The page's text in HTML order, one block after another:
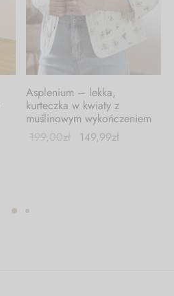
Asplenium – lekka,
kurteczka w kwiaty z
muślinowym wykończeniem
199,00zł 149,99zł